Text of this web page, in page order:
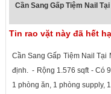
Cần Sang Gấp Tiệm Nail
Tin rao vặt này đã hết
Cần Sang Gấp Tiệm Nail
định. - Rộng 1.576 sqft - Có
1 phòng ăn, 1 phòng supply, 1